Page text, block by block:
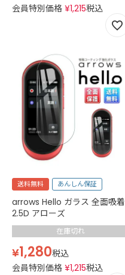
会員特別価格 ¥1,215税込
送料無料 あんしん保証
arrows Hello ガラス 全面吸着
2.5D アローズ
在庫切れ
¥1,280税込
会員特別価格 ¥1,215税込